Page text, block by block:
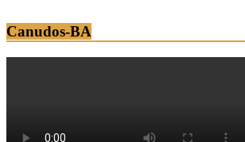
Canudos-BA